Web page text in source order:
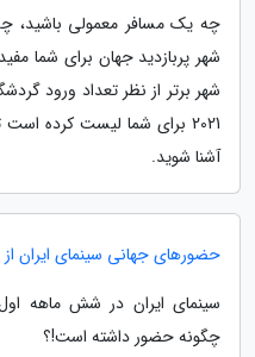
آشنا شوید.
حضورهای جهانی سینمای ایران
سینمای ایران در شش ماهه
چگونه حضور داشته است!؟